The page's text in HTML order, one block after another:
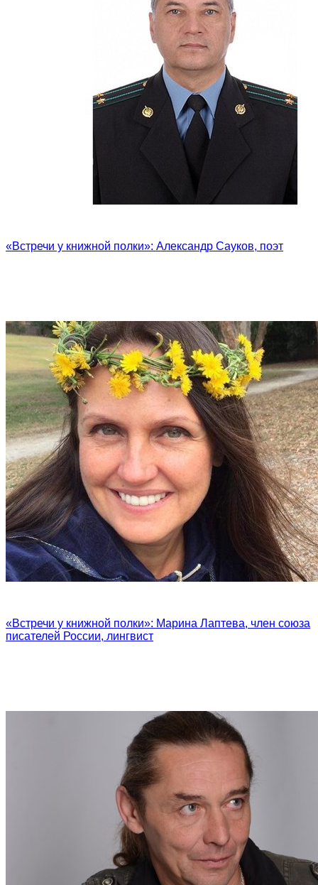
«Встречи у книжной полки»: Александр Сауков, поэт
«Встречи у книжной полки»: Марина Лаптева, член союза
писателей России, лингвист